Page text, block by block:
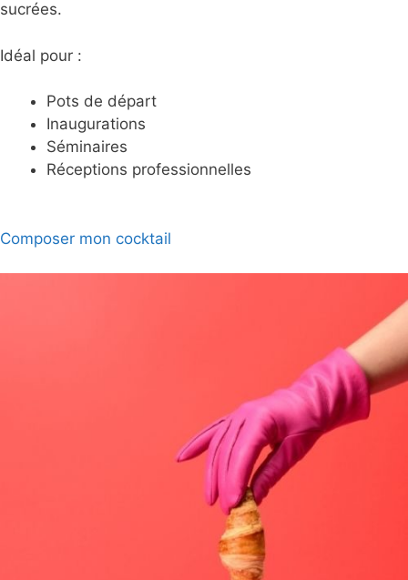
sucrées.
Idéal pour :
Pots de départ
Inaugurations
Séminaires
Réceptions professionnelles
Composer mon cocktail